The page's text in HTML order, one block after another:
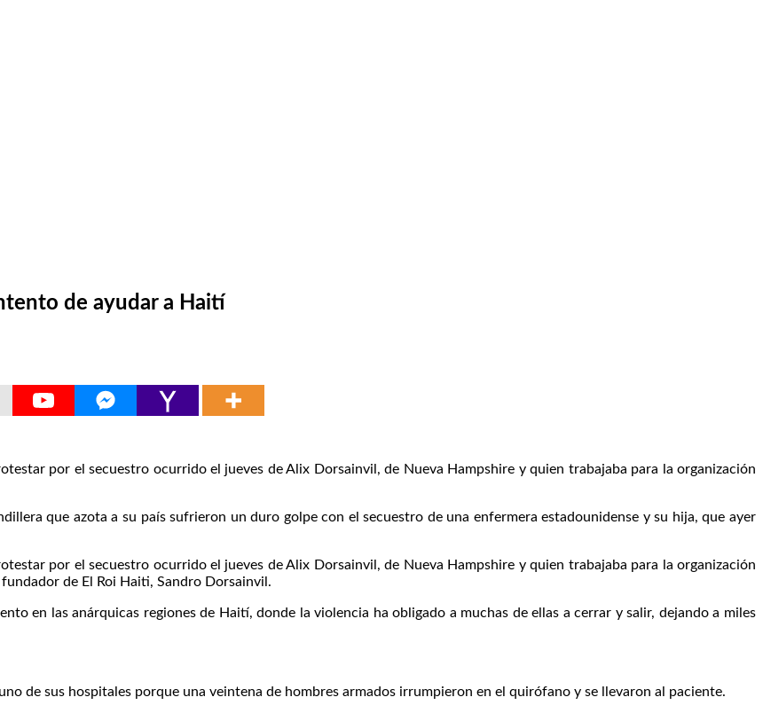
de ayudar a Haití
por el secuestro ocurrido el jueves de Alix Dorsainvil, de Nueva Hampshire y quien trabajaba para la organización
que azota a su país sufrieron un duro golpe con el secuestro de una enfermera estadounidense y su hija, que ayer
por el secuestro ocurrido el jueves de Alix Dorsainvil, de Nueva Hampshire y quien trabajaba para la organización
de El Roi Haiti, Sandro Dorsainvil.
en las anárquicas regiones de Haití, donde la violencia ha obligado a muchas de ellas a cerrar y salir, dejando a miles
de sus hospitales porque una veintena de hombres armados irrumpieron en el quirófano y se llevaron al paciente.